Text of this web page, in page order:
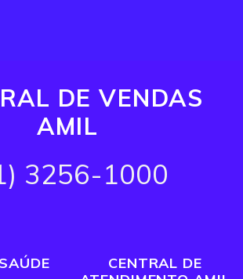
DE VENDAS
AMIL
3256-1000
CENTRAL DE